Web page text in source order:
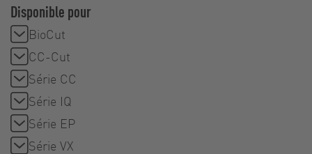
Disponible pour
BioCut
CC-Cut
Série CC
Série IQ
Série EP
Série VX